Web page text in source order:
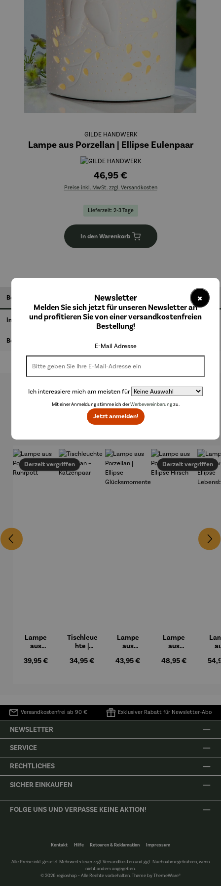
GILDE HANDWERK
Lampe aus Porzellan | Ellipse Eulenpaar
46,95 €
Preise inkl. MwSt. zzgl. Versandkosten
Lieferzeit: 2-3 Tage
In den Warenkorb
Beschreibung
Informationen zum Hersteller
Bewertungen
Weitere Produkte
Derzeit vergriffen
Lampe
aus
Ruhrpott
Regulärer Preis:
39,95 €
Tischleuc
hte |
–
Regulärer Preis:
34,95 €
Lampe
aus
Ellipse
Regulärer Preis:
43,95 €
Derzeit vergriffen
Lampe
aus
Ellipse
Regulärer Preis:
48,95 €
Versandkostenfrei ab 90 € Exklusiver Rabatt für Newsletter-Abo
NEWSLETTER
SERVICE
RECHTLICHES
SICHER EINKAUFEN
FOLGE UNS UND VERPASSE KEINE AKTION!
Kontakt Hilfe Retouren & Reklamation Impressum
Alle Preise inkl. gesetzl. Mehrwertsteuer zzgl.Versandkostenund ggf. Nachnahmegebühren, wenn
nicht anders angegeben.
© 2026 regioshop - Alle Rechte vorbehalten. Theme byThemeWare®
×
Newsletter
Melden Sie sich jetzt für unseren Newsletter an
und profitieren Sie von einer versandkostenfreien
Bestellung!
E-Mail Adresse
Ich interessiere mich am meisten für
Mit einer Anmeldung stimme ich derWerbevereinbarungzu.
Jetzt anmelden!